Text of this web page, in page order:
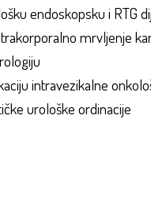
endoskopsku i RTG
mrvljenje
intravezikalne
urološke ordinacije